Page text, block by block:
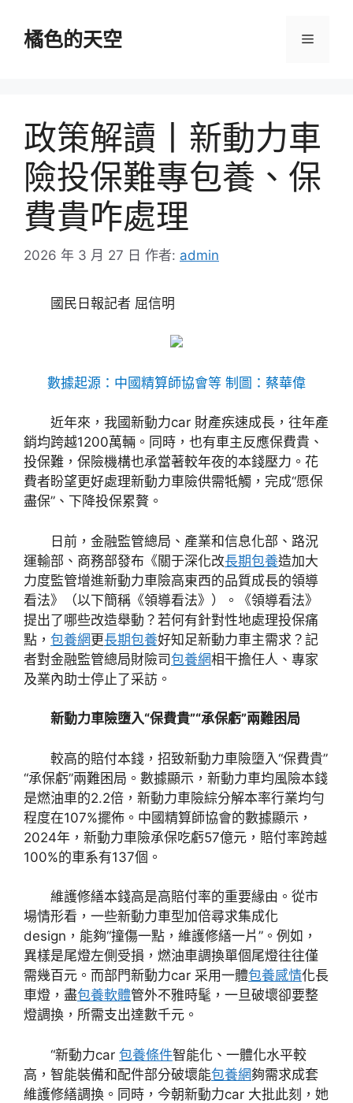
橘色的天空 選
政策解讀丨新動力車
險投保難專包養、保
費貴咋處理
2026 年 3 月 27 日 作者: admin
國民日報記者 屈信明
數據起源：中國精算師協會等 制圖：蔡華偉
近年來，我國新動力car 財產疾速成長，往年產
銷均跨越1200萬輛。同時，也有車主反應保費貴、
投保難，保險機構也承當著較年夜的本錢壓力。花
費者盼望更好處理新動力車險供需牴觸，完成“愿保
盡保”、下降投保累贅。
日前，金融監管總局、產業和信息化部、路況
運輸部、商務部發布《關于深化改長期包養造加大
力度監管增進新動力車險高東西的品質成長的領導
看法》（以下簡稱《領導看法》）。《領導看法》
提出了哪些改造舉動？若何有針對性地處理投保痛
點， 包養網更長期包養好知足新動力車主需求？記
者對金融監管總局財險司包養網相干擔任人、專家
及業內助士停止了采訪。
新動力車險墮入“保費貴”“承保虧”兩難困局
較高的賠付本錢，招致新動力車險墮入“保費貴”
“承保虧”兩難困局。數據顯示，新動力車均風險本錢
是燃油車的2.2倍，新動力車險綜分解本率行業均勻
程度在107%擺佈。中國精算師協會的數據顯示，
2024年，新動力車險承保吃虧57億元，賠付率跨越
100%的車系有137個。
維護修繕本錢高是高賠付率的重要緣由。從市
場情形看，一些新動力車型加倍尋求集成化
design，能夠“撞傷一點，維護修繕一片”。例如，
異樣是尾燈左側受損，燃油車調換單個尾燈往往僅
需幾百元。而部門新動力car 采用一體包養感情化長
車燈，盡包養軟體管外不雅時髦，一旦破壞卻要整
燈調換，所需支出達數千元。
“新動力car 包養條件智能化、一體化水平較
高，智能裝備和配件部分破壞能包養網夠需求成套
維護修繕調換。同時，今朝新動力car 大批此刻，她